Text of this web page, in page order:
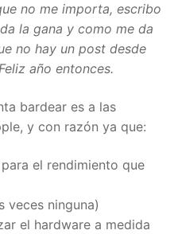
no me importa, escribo
la gana y como me da
no hay un post desde
año entonces.
bardear es a las
y con razón ya que:
el rendimiento que
veces ninguna)
el hardware a medida